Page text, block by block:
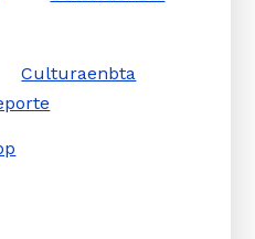
Culturaenbta